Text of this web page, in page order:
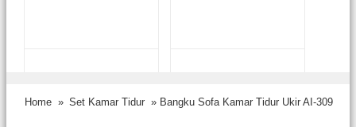
Home » Set Kamar Tidur » Bangku Sofa Kamar Tidur Ukir AI-309